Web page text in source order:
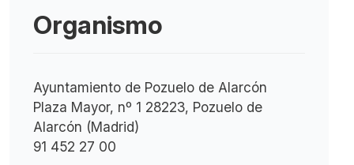
Organismo
Ayuntamiento de Pozuelo de Alarcón
Plaza Mayor, nº 1 28223, Pozuelo de
Alarcón (Madrid)
91 452 27 00